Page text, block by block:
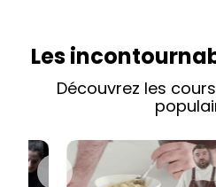
Les
Découvrez les